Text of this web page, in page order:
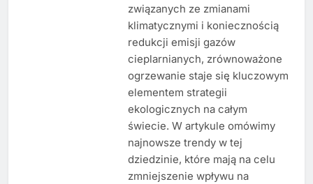
związanych ze zmianami
klimatycznymi i koniecznością
redukcji emisji gazów
cieplarnianych, zrównoważone
ogrzewanie staje się kluczowym
elementem strategii
ekologicznych na całym
świecie. W artykule omówimy
najnowsze trendy w tej
dziedzinie, które mają na celu
zmniejszenie wpływu na